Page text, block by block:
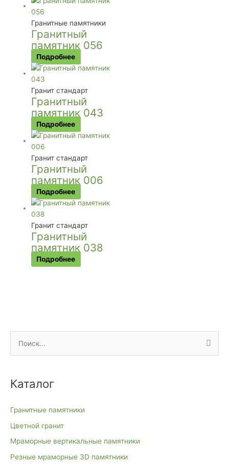
с
:
Каталог
Гранитные памятники
Цветной гранит
Мраморные вертикальные памятники
Резные мраморные 3D памятники
Гранитные памятники
Гранитный
памятник 056
Подробнее
Гранит стандарт
Гранитный
памятник 043
Подробнее
Гранит стандарт
Гранитный
памятник 006
Подробнее
Гранит стандарт
Гранитный
памятник 038
Подробнее